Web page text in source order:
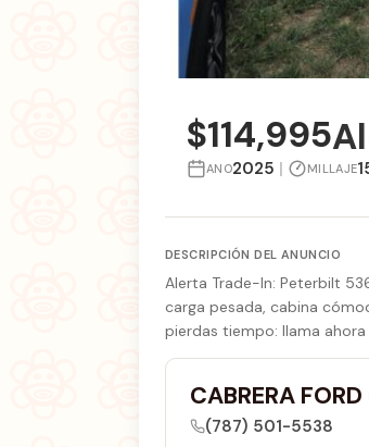
$114,995
ANO2025 | MILLAJE
DESCRIPCIÓN DEL ANUNCIO
Alerta Trade-In: Peterbilt
carga pesada, cabina
pierdas tiempo: llama
CABRERA
(787) 501-5538